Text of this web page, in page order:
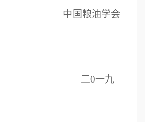
粮油学会
0一九